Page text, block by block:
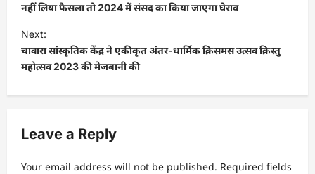
s
t
n
a
v
g
a
नहीं लिया फैसला तो 2024 में संसद का किया जाएगा घेराव
Next:
चावारा सांस्कृतिक केंद्र ने एकीकृत अंतर-धार्मिक क्रिसमस उत्सव क्रिस्तु
महोत्सव 2023 की मेजबानी की
Leave a Reply
Your email address will not be published. Required fields